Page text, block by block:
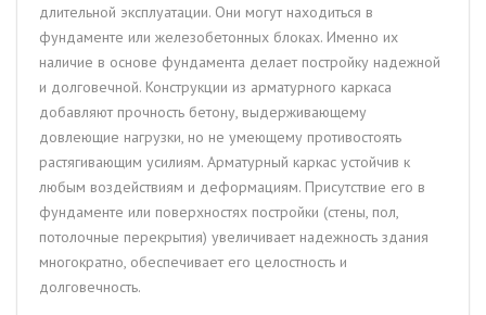
длительной эксплуатации. Они могут находиться в
фундаменте или железобетонных блоках. Именно их
наличие в основе фундамента делает постройку надежной
и долговечной. Конструкции из арматурного каркаса
добавляют прочность бетону, выдерживающему
довлеющие нагрузки, но не умеющему противостоять
растягивающим усилиям. Арматурный каркас устойчив к
любым воздействиям и деформациям. Присутствие его в
фундаменте или поверхностях постройки (стены, пол,
потолочные перекрытия) увеличивает надежность здания
многократно, обеспечивает его целостность и
долговечность.